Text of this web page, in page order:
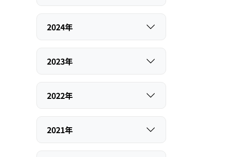
2024年
2023年
2022年
2021年